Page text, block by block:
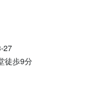
27
徒歩9分